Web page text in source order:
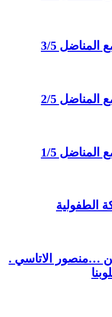
3/5
2/5
1/5
الطفولية
…منصور الاتاسي .